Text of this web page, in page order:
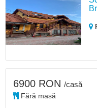
6900 RON /casă
Fără masă